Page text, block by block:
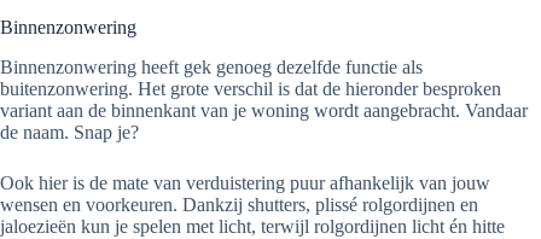
Binnenzonwering
Binnenzonwering heeft gek genoeg dezelfde functie als
buitenzonwering. Het grote verschil is dat de hieronder besproken
variant aan de binnenkant van je woning wordt aangebracht. Vandaar
de naam. Snap je?
Ook hier is de mate van verduistering puur afhankelijk van jouw
wensen en voorkeuren. Dankzij shutters, plissé rolgordijnen en
jaloezieën kun je spelen met licht, terwijl rolgordijnen licht én hitte